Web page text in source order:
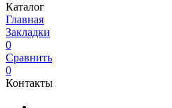
Каталог
Главная
Закладки
0
Сравнить
0
Контакты